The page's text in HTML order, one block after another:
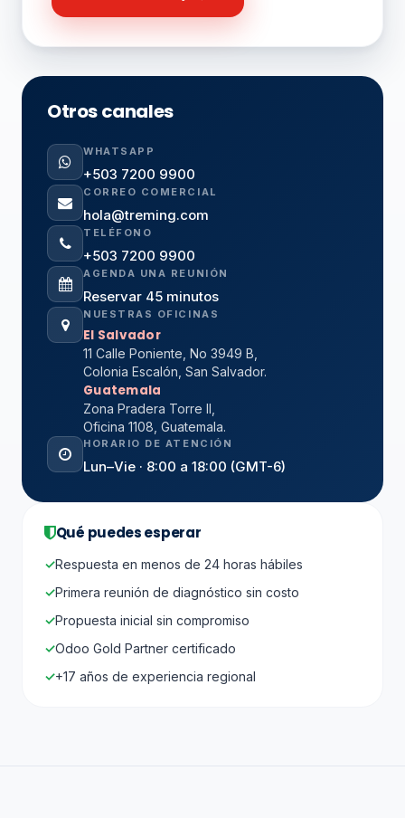
Otros canales
WHATSAPP
+503 7200 9900
CORREO COMERCIAL
hola@treming.com
TELÉFONO
+503 7200 9900
AGENDA UNA REUNIÓN
Reservar 45 minutos
NUESTRAS OFICINAS
El Salvador
11 Calle Poniente, No 3949 B,
Colonia Escalón, San Salvador.
Guatemala
Zona Pradera Torre II,
Oficina 1108, Guatemala.
HORARIO DE ATENCIÓN
Lun–Vie · 8:00 a 18:00 (GMT-6)
Qué puedes esperar
Respuesta en menos de 24 horas hábiles
Primera reunión de diagnóstico sin costo
Propuesta inicial sin compromiso
Odoo Gold Partner certificado
+17 años de experiencia regional